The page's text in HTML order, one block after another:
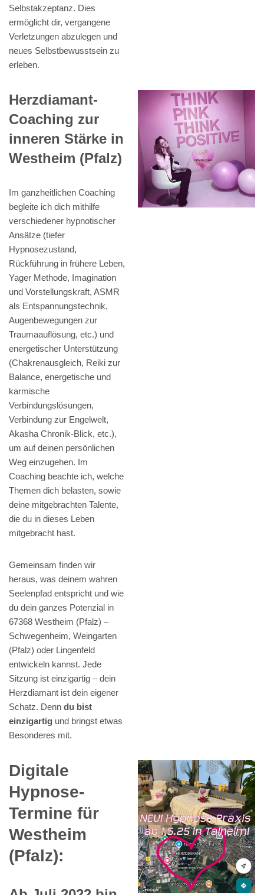
Selbstakzeptanz. Dies
ermöglicht dir, vergangene
Verletzungen abzulegen und
neues Selbstbewusstsein zu
erleben.
Herzdiamant-
Coaching zur
inneren Stärke in
Westheim (Pfalz)
Im ganzheitlichen Coaching
begleite ich dich mithilfe
verschiedener hypnotischer
Ansätze (tiefer
Hypnosezustand,
Rückführung in frühere Leben,
Yager Methode, Imagination
und Vorstellungskraft, ASMR
als Entspannungstechnik,
Augenbewegungen zur
Traumaauflösung, etc.) und
energetischer Unterstützung
(Chakrenausgleich, Reiki zur
Balance, energetische und
karmische
Verbindungslösungen,
Verbindung zur Engelwelt,
Akasha Chronik-Blick, etc.),
um auf deinen persönlichen
Weg einzugehen. Im
Coaching beachte ich, welche
Themen dich belasten, sowie
deine mitgebrachten Talente,
die du in dieses Leben
mitgebracht hast.
Gemeinsam finden wir
heraus, was deinem wahren
Seelenpfad entspricht und wie
du dein ganzes Potenzial in
67368 Westheim (Pfalz) –
Schwegenheim, Weingarten
(Pfalz) oder Lingenfeld
entwickeln kannst. Jede
Sitzung ist einzigartig – dein
Herzdiamant ist dein eigener
Schatz. Denn du bist
einzigartig und bringst etwas
Besonderes mit.
Digitale
Hypnose-
Termine für
Westheim
(Pfalz):